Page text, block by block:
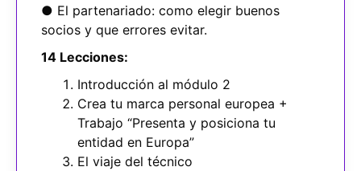
● El partenariado: como elegir buenos
socios y que errores evitar.
14 Lecciones:
Introducción al módulo 2
Crea tu marca personal europea +
Trabajo “Presenta y posiciona tu
entidad en Europa”
El viaje del técnico